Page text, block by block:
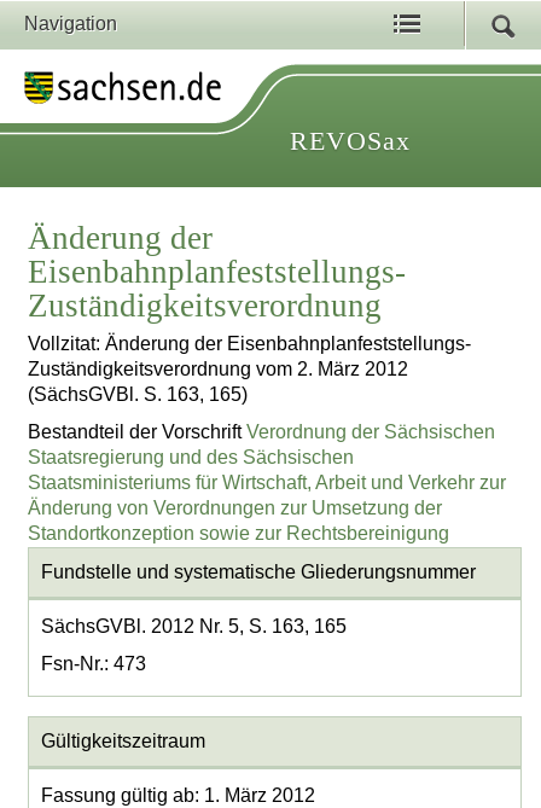
Navigation
REVOSax
Änderung der
Eisenbahnplanfeststellungs-
Zuständigkeitsverordnung
Vollzitat: Änderung der Eisenbahnplanfeststellungs-
Zuständigkeitsverordnung vom 2. März 2012
(SächsGVBl. S. 163, 165)
Bestandteil der VorschriftVerordnung der Sächsischen
Staatsregierung und des Sächsischen
Staatsministeriums für Wirtschaft, Arbeit und Verkehr zur
Änderung von Verordnungen zur Umsetzung der
Standortkonzeption sowie zur Rechtsbereinigung
Fundstelle und systematische Gliederungsnummer
SächsGVBl. 2012 Nr. 5, S. 163, 165
Fsn-Nr.: 473
Gültigkeitszeitraum
Fassung gültig ab: 1. März 2012